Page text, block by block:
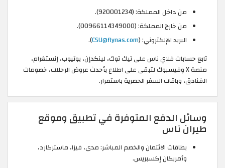
من داخل المملكة: (920001234).
من خارج المملكة: (00966114349000).
البريد الإلكتروني: (CSU@flynas.com
).
تابع حسابات فلاي ناس على تيك توك، لينكدإن، يوتيوب، إنستغرام،
منصة X وفيسبوك لتبقى على اطلاع بأحدث عروض الرحلات، خصومات
الفنادق، وباقات السفر الحصرية باستمرار.
وسائل الدفع المتوفرة في تطبيق وموقع
طيران ناس
بطاقات الائتمان والخصم المباشر: مدى، فيزا، ماستركارد،
وأمريكان إكسبريس.